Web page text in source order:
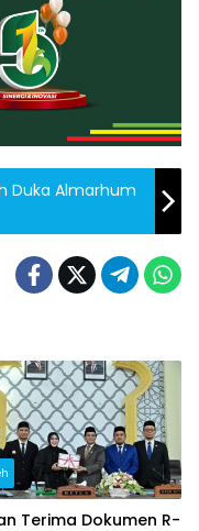
Duka Almarhum
Terima Dokumen R-